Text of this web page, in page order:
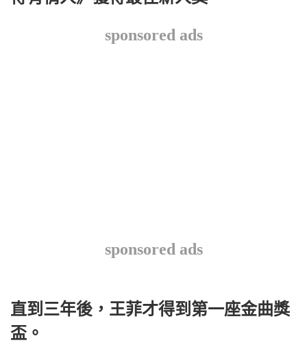
sponsored ads
sponsored ads
直到三年後，王菲才得到第一座金曲獎
盃。